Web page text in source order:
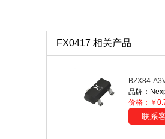
FX0417 相关产品
BZX84-
品牌：
价格：￥
联系